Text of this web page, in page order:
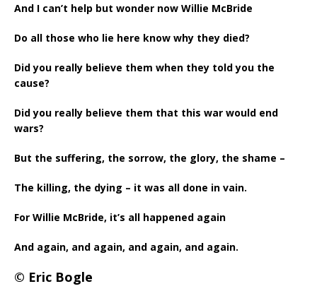
And I can’t help but wonder now Willie McBride
Do all those who lie here know why they died?
Did you really believe them when they told you the
cause?
Did you really believe them that this war would end
wars?
But the suffering, the sorrow, the glory, the shame –
The killing, the dying – it was all done in vain.
For Willie McBride, it’s all happened again
And again, and again, and again, and again.
© Eric Bogle